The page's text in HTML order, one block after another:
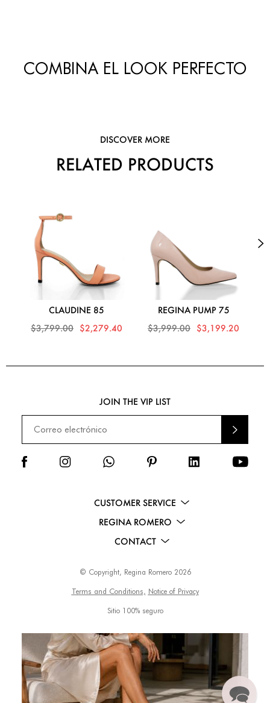
COMBINA EL LOOK PERFECTO
DISCOVER MORE
RELATED PRODUCTS
CLAUDINE 85
$3,799.00 $2,279.40
REGINA PUMP 75
$3,999.00 $3,199.20
CUSTOMER SERVICE
REGINA ROMERO
CONTACT
JOIN THE VIP LIST
ENVI
AR
© Copyright, Regina Romero 2026
Terms and Conditions, Notice of Privacy
Sitio 100% seguro